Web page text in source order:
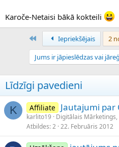
Karoče-Netaisi bākā kokteili
PirmaisIepriekšējais 2
Jums ir jāpieslēdzas vai
Līdzīgi pavedieni
K Affiliate Jautajumi par
karlito19
Digitālais Mārketings,
Atbildes 2 22. Februāris 2012